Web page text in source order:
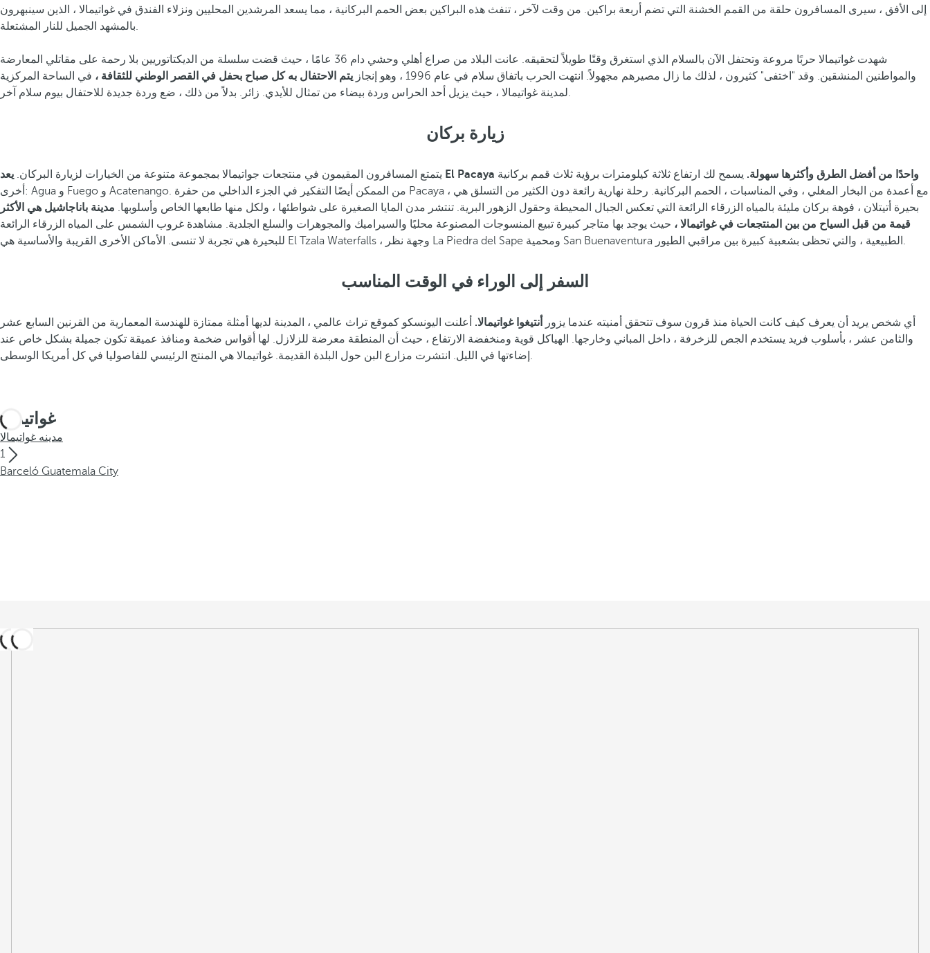
إلى الأفق ، سيرى المسافرون حلقة من القمم الخشنة التي تضم أربعة براكين. من وقت لآخر ، تنفث هذه البراكين بعض الحمم البركانية ، مما يسعد المرشدين المحليين ونزلاء الفندق في غواتيمالا ، الذين سينبهرون
بالمشهد الجميل للنار المشتعلة.
شهدت غواتيمالا حربًا مروعة وتحتفل الآن بالسلام الذي استغرق وقتًا طويلاً لتحقيقه. عانت البلاد من صراع أهلي وحشي دام 36 عامًا ، حيث قضت سلسلة من الديكتاتوريين بلا رحمة على مقاتلي المعارضة
والمواطنين المنشقين. وقد "اختفى" كثيرون ، لذلك ما زال مصيرهم مجهولاً. انتهت الحرب باتفاق سلام في عام 1996 ، وهو إنجاز
يتم الاحتفال به كل صباح بحفل في القصر الوطني للثقافة ، في الساحة المركزية
لمدينة غواتيمالا ، حيث يزيل أحد الحراس وردة بيضاء من تمثال للأيدي. زائر. بدلاً من ذلك ، ضع وردة جديدة للاحتفال بيوم سلام آخر.
زيارة بركان
يتمتع المسافرون المقيمون في منتجعات جواتيمالا بمجموعة متنوعة من الخيارات لزيارة البركان. يعد El Pacaya واحدًا من أفضل الطرق وأكثرها سهولة. يسمح لك ارتفاع ثلاثة كيلومترات برؤية ثلاث قمم بركانية
أخرى: Agua و Fuego و Acatenango. من الممكن أيضًا التفكير في الجزء الداخلي من حفرة Pacaya ، مع أعمدة من البخار المغلي ، وفي المناسبات ، الحمم البركانية. رحلة نهارية رائعة دون الكثير من التسلق هي
بحيرة أتيتلان ، فوهة بركان مليئة بالمياه الزرقاء الرائعة التي تعكس الجبال المحيطة وحقول الزهور البرية. تنتشر مدن المايا الصغيرة على شواطئها ، ولكل منها طابعها الخاص وأسلوبها. مدينة باناجاشيل هي الأكثر
قيمة من قبل السياح من بين المنتجعات في غواتيمالا ، حيث يوجد بها متاجر كبيرة تبيع المنسوجات المصنوعة محليًا والسيراميك والمجوهرات والسلع الجلدية. مشاهدة غروب الشمس على المياه الزرقاء الرائعة
للبحيرة هي تجربة لا تنسى. الأماكن الأخرى القريبة والأساسية هي El Tzala Waterfalls ، وجهة نظر La Piedra del Sape ومحمية San Buenaventura الطبيعية ، والتي تحظى بشعبية كبيرة بين مراقبي الطيور.
السفر إلى الوراء في الوقت المناسب
أي شخص يريد أن يعرف كيف كانت الحياة منذ قرون سوف تتحقق أمنيته عندما يزور أنتيغوا غواتيمالا. أعلنت اليونسكو كموقع تراث عالمي ، المدينة لديها أمثلة ممتازة للهندسة المعمارية من القرنين السابع عشر
والثامن عشر ، بأسلوب فريد يستخدم الجص للزخرفة ، داخل المباني وخارجها. الهياكل قوية ومنخفضة الارتفاع ، حيث أن المنطقة معرضة للزلازل. لها أقواس ضخمة ومنافذ عميقة تكون جميلة بشكل خاص عند
إضاءتها في الليل. انتشرت مزارع البن حول البلدة القديمة. غواتيمالا هي المنتج الرئيسي للفاصوليا في كل أمريكا الوسطى.
غواتيمالا
مدينه غواتيمالا
1
Barceló Guatemala City